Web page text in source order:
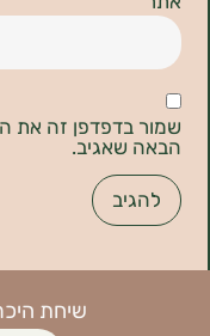
זה את השם,
שיחת היכרות